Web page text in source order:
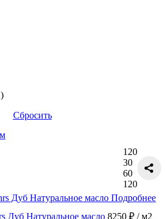
Сбросить
120
30
60
120
Подробнее
Дуб Натуральное масло 8250 ₽ / м2